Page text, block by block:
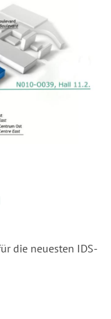
die neuesten IDS-